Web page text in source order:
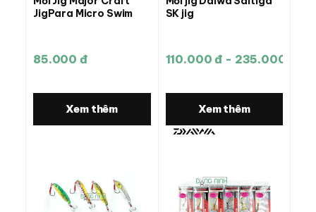
JigPara Micro Swim
85.000 đ
Xem thêm
SK jig
110.000 đ - 235.000 đ
Xem thêm